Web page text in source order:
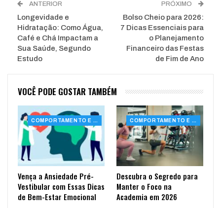
ANTERIOR
Longevidade e
Hidratação: Como Água,
Café e Chá Impactam a
Sua Saúde, Segundo
Estudo
PRÓXIMO
Bolso Cheio para 2026:
7 Dicas Essenciais para
o Planejamento
Financeiro das Festas
de Fim de Ano
VOCÊ PODE GOSTAR TAMBÉM
COMPORTAMENTO E SAÚDE
Vença a Ansiedade Pré-
Vestibular com Essas Dicas
de Bem-Estar Emocional
COMPORTAMENTO E SAÚDE
Descubra o Segredo para
Manter o Foco na
Academia em 2026